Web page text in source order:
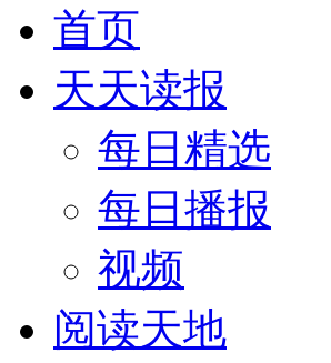
首页
天天读报
每日精选
每日播报
视频
阅读天地